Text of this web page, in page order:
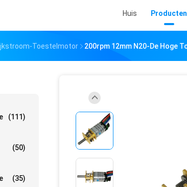
Huis Producten
Toestelmotor 200rpm 12mm N20-De Hoge
(111)
(50)
(35)